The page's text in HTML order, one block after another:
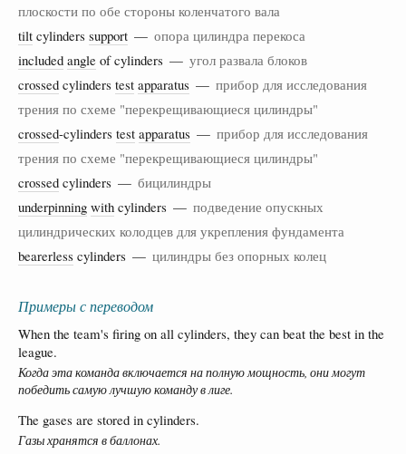
плоскости по обе стороны коленчатого вала
tilt cylinders support — опора цилиндра перекоса
included angle of cylinders — угол развала блоков
crossed cylinders test apparatus — прибор для исследования
трения по схеме "перекрещивающиеся цилиндры"
crossed-cylinders test apparatus — прибор для исследования
трения по схеме "перекрещивающиеся цилиндры"
crossed cylinders — бицилиндры
underpinning with cylinders — подведение опускных
цилиндрических колодцев для укрепления фундамента
bearerless cylinders — цилиндры без опорных колец
Примеры с переводом
When the team's firing on all cylinders, they can beat the best in the
league.
Когда эта команда включается на полную мощность, они могут
победить самую лучшую команду в лиге.
The gases are stored in cylinders.
Газы хранятся в баллонах.